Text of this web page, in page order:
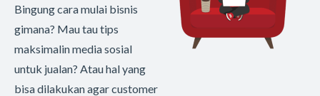
Bingung cara mulai bisnis
gimana? Mau tau tips
maksimalin media sosial
untuk jualan? Atau hal yang
bisa dilakukan agar customer